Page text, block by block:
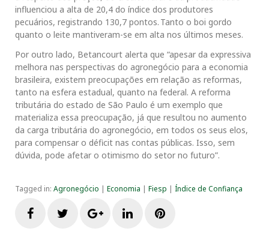
influenciou a alta de 20,4 do índice dos produtores
pecuários, registrando 130,7 pontos. Tanto o boi gordo
quanto o leite mantiveram-se em alta nos últimos meses.
Por outro lado, Betancourt alerta que “apesar da expressiva
melhora nas perspectivas do agronegócio para a economia
brasileira, existem preocupações em relação as reformas,
tanto na esfera estadual, quanto na federal. A reforma
tributária do estado de São Paulo é um exemplo que
materializa essa preocupação, já que resultou no aumento
da carga tributária do agronegócio, em todos os seus elos,
para compensar o déficit nas contas públicas. Isso, sem
dúvida, pode afetar o otimismo do setor no futuro”.
Tagged in: Agronegócio | Economia | Fiesp | Índice de Confiança
G